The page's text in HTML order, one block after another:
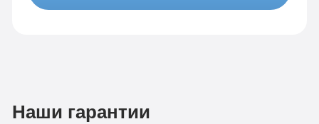
Наши гарантии